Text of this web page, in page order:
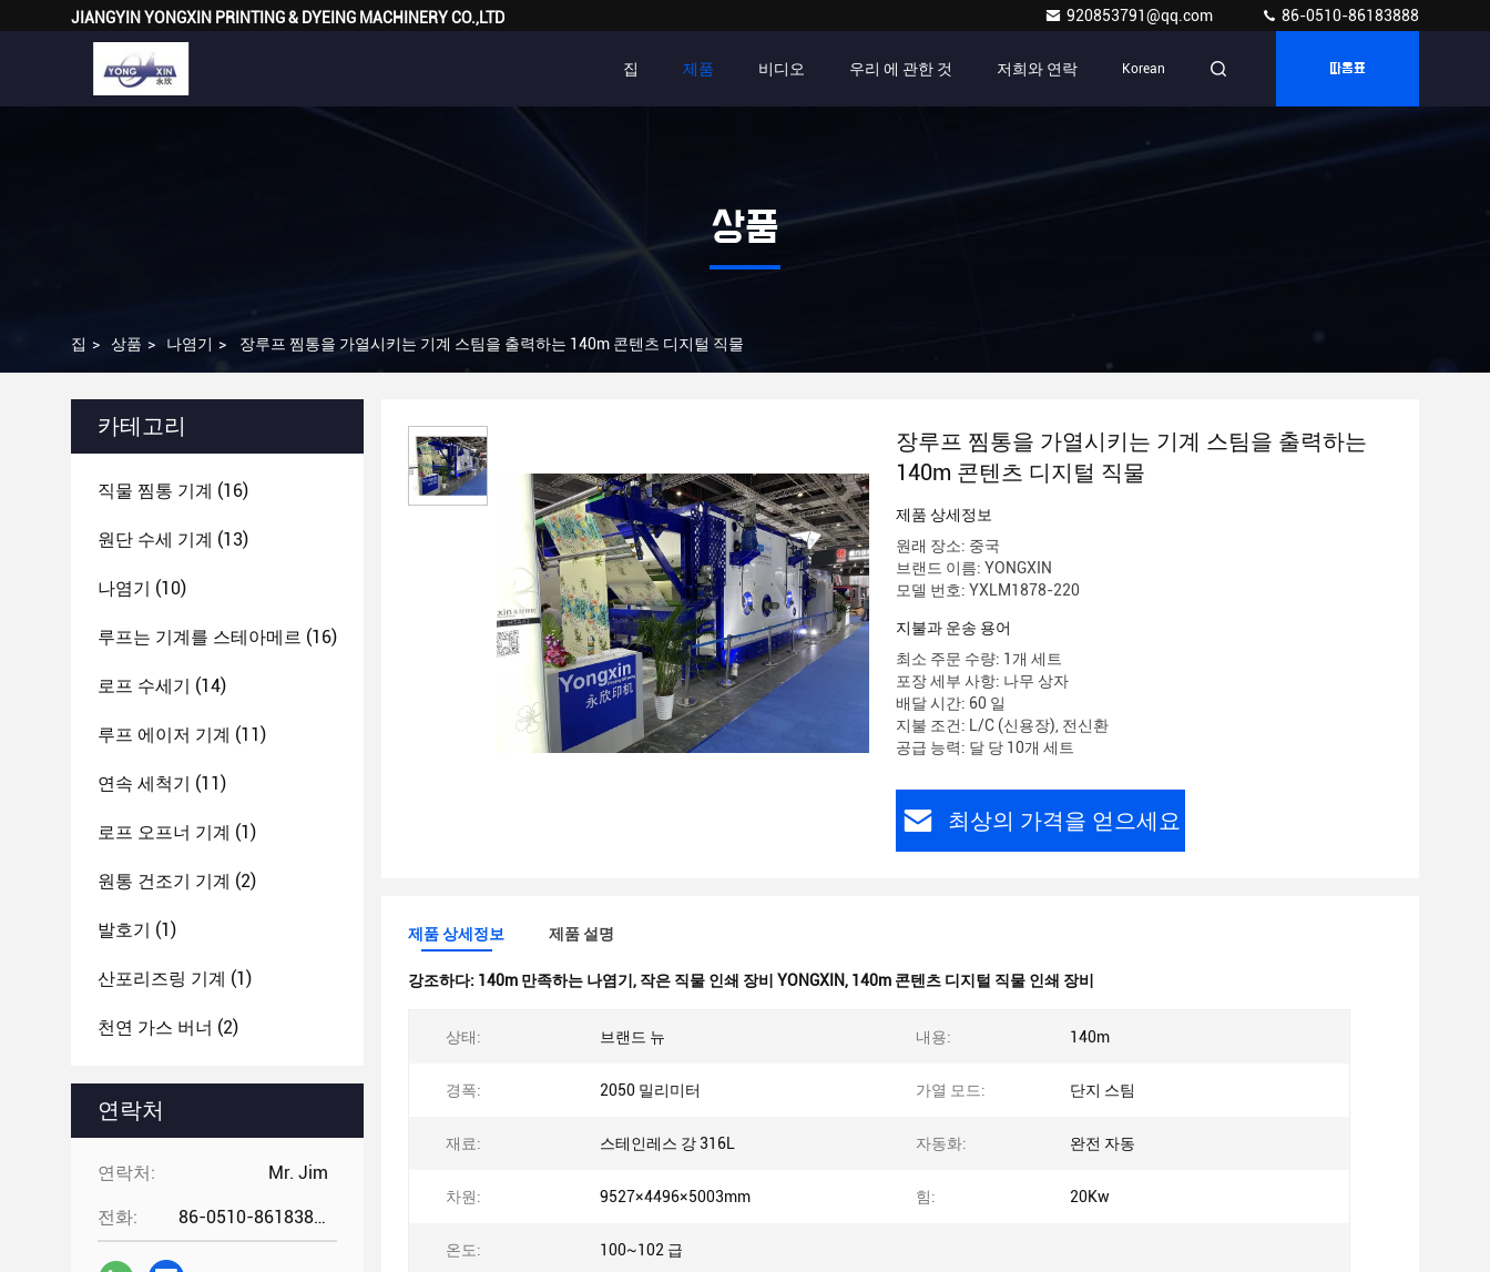
JIANGYIN YONGXIN PRINTING & DYEING MACHINERY CO.,LTD 920853791@qq.com 86-0510-86183888
집 제품 비디오 우리 에 관한 것 저희와 연락 Korean 따옴표
상품
집 > 상품 > 나염기 > 장루프 찜통을 가열시키는 기계 스팀을 출력하는 140m 콘텐츠 디지털 직물
카테고리
직물 찜통 기계 (16)
원단 수세 기계 (13)
나염기 (10)
루프는 기계를 스테아메르 (16)
로프 수세기 (14)
루프 에이저 기계 (11)
연속 세척기 (11)
로프 오프너 기계 (1)
원통 건조기 기계 (2)
발호기 (1)
산포리즈링 기계 (1)
천연 가스 버너 (2)
연락처
연락처: Mr. Jim
전화: 86-0510-86183888
장루프 찜통을 가열시키는 기계 스팀을 출력하는
140m 콘텐츠 디지털 직물
제품 상세정보
원래 장소: 중국
브랜드 이름: YONGXIN
모델 번호: YXLM1878-220
지불과 운송 용어
최소 주문 수량: 1개 세트
포장 세부 사항: 나무 상자
배달 시간: 60 일
지불 조건: L/C (신용장), 전신환
공급 능력: 달 당 10개 세트
최상의 가격을 얻으세요
제품 상세정보 제품 설명
강조하다: 140m 만족하는 나염기 , 작은 직물 인쇄 장비 YONGXIN, 140m 콘텐츠 디지털 직물 인쇄 장비
상태: 브랜드 뉴 내용: 140m
경폭: 2050 밀리미터 가열 모드: 단지 스팀
재료: 스테인레스 강 316L 자동화: 완전 자동
차원: 9527×4496×5003mm 힘: 20Kw
온도: 100~102 급